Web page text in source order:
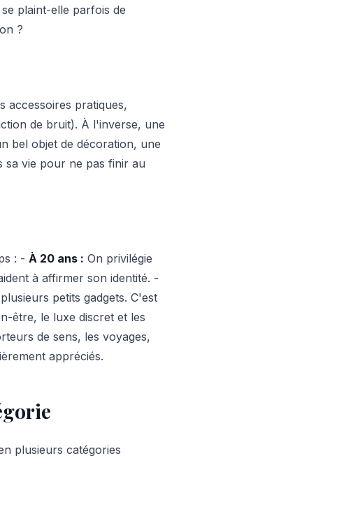
plaint-elle parfois de
?
accessoires pratiques,
de bruit). À l'inverse, une
bel objet de décoration, une
sa vie pour ne pas finir au
: - À 20 ans : On privilégie
à affirmer son identité. -
petits gadgets. C'est
être, le luxe discret et les
de sens, les voyages,
appréciés.
plusieurs catégories